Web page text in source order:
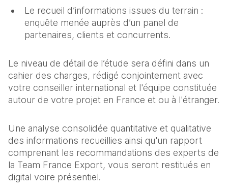
Le recueil d’informations issues du terrain :
enquête menée auprès d’un panel de
partenaires, clients et concurrents.
Le niveau de détail de l’étude sera défini dans un
cahier des charges, rédigé conjointement avec
votre conseiller international et l'équipe constituée
autour de votre projet en France et ou à l'étranger.
Une analyse consolidée quantitative et qualitative
des informations recueillies ainsi qu'un rapport
comprenant les recommandations des experts de
la Team France Export, vous seront restitués en
digital voire présentiel.